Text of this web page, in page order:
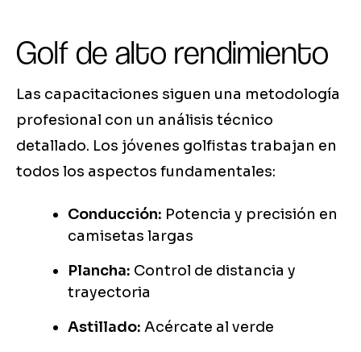
Golf de alto rendimiento
Las capacitaciones siguen una metodología
profesional con un análisis técnico
detallado. Los jóvenes golfistas trabajan en
todos los aspectos fundamentales:
Conducción: Potencia y precisión en
camisetas largas
Plancha: Control de distancia y
trayectoria
Astillado: Acércate al verde